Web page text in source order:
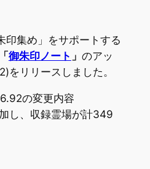
印集め」をサポートする
御朱印ノート 」 のアッ
をリリースしました。
の変更内容
し、収録霊場が計349